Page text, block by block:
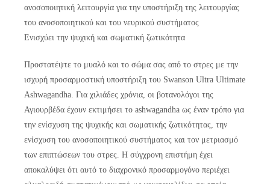
ανοσοποιητική λειτουργία για την υποστήριξη της λειτουργίας
του ανοσοποιητικού και του νευρικού συστήματος
Ενισχύει την ψυχική και σωματική ζωτικότητα
Προστατέψτε το μυαλό και το σώμα σας από το στρες με την
ισχυρή προσαρμοστική υποστήριξη του Swanson Ultra Ultimate
Ashwagandha. Για χιλιάδες χρόνια, οι βοτανολόγοι της
Αγιουρβέδα έχουν εκτιμήσει το ashwagandha ως έναν τρόπο για
την ενίσχυση της ψυχικής και σωματικής ζωτικότητας, την
ενίσχυση του ανοσοποιητικού συστήματος και τον μετριασμό
των επιπτώσεων του στρες. Η σύγχρονη επιστήμη έχει
αποκαλύψει ότι αυτό το διαχρονικό προσαρμογόνο περιέχει